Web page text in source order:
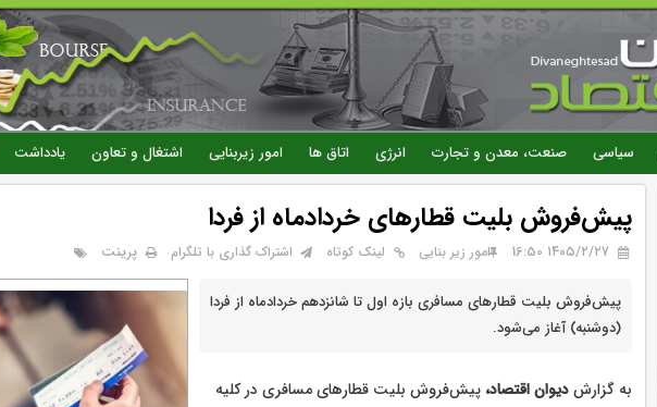
رفتن
به
محتوای
اصلی
سیاسی صنعت، معدن و تجارت انرژی اتاق ها امور زیربنایی اشتغال و تعاون یادداشت
پیش‌فروش بلیت قطار‌های خردادماه از فردا
۱۴۰۵/۲/۲۷ 16:50 امور زیر بنایی لینک کوتاه اشتراک گذاری با تلگرام پرینت
پیش‌فروش بلیت قطار‌های مسافری بازه اول تا شانزدهم خردادماه از فردا
(دوشنبه) آغاز می‌شود.
به گزارشدیوان اقتصاد، پیش‌فروش بلیت قطار‌های مسافری در کلیه